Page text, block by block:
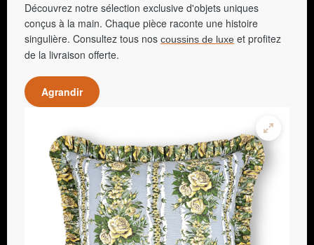
Découvrez notre sélection exclusive d'objets uniques
conçus à la main. Chaque pièce raconte une histoire
singulière. Consultez tous nos coussins de luxe et profitez
de la livraison offerte.
Agrandir